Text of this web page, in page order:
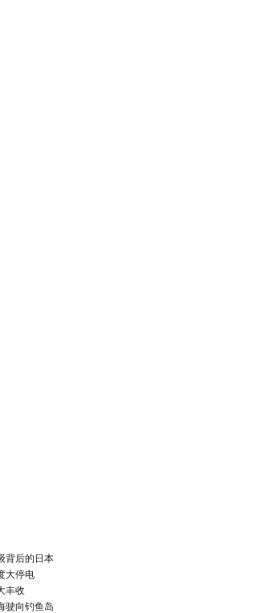
背后的日本
大停电
丰收
驶向钓鱼岛